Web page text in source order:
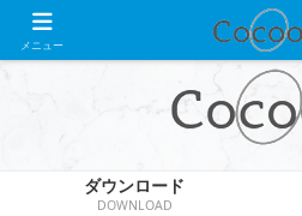
WordPress無料
ダウンロード
DOWNLOAD
メニュー